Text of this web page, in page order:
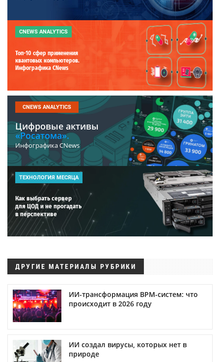
CNEWS ANALYTICS
Топ-10 сфер применения
квантовых компьютеров.
Инфографика CNews
CNEWS ANALYTICS
Цифровые активы
«Росатома».
Инфографика CNews
ТЕХНОЛОГИЯ МЕСЯЦА
Как выбрать сервер
для ЦОД и не прогадать
в перспективе
ДРУГИЕ МАТЕРИАЛЫ РУБРИКИ
ИИ-трансформация BPM-систем: что
происходит в 2026 году
ИИ создал вирусы, которых нет в
природе